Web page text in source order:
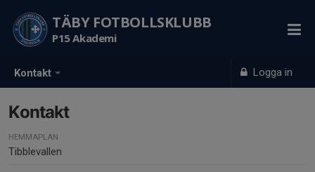
Kontakt Logga in
TÄBY FOTBOLLSKLUBB
P15 Akademi
Kontakt
HEMMAPLAN
Tibblevallen